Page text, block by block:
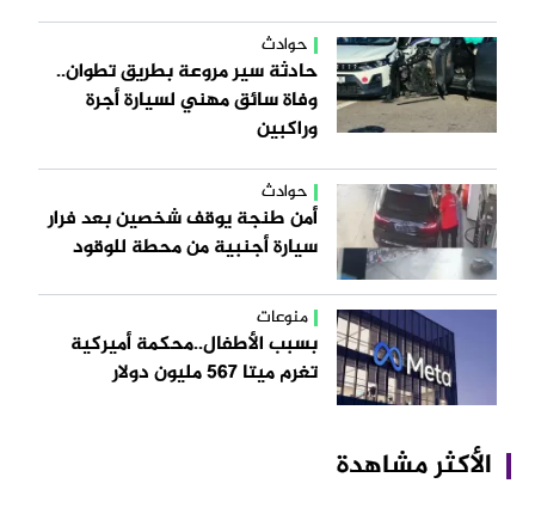
حوادث
حادثة سير مروعة بطريق تطوان..
وفاة سائق مهني لسيارة أجرة
وراكبين
حوادث
أمن طنجة يوقف شخصين بعد فرار
سيارة أجنبية من محطة للوقود
منوعات
بسبب الأطفال..محكمة أميركية
تغرم ميتا 567 مليون دولار
الأكثر مشاهدة